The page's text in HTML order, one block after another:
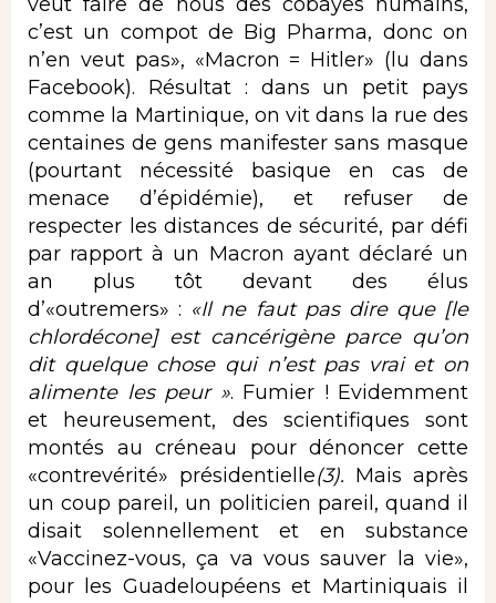
c’est un compot de Big Pharma, donc on
n’en veut pas», «Macron = Hitler» (lu dans
Facebook). Résultat : dans un petit pays
comme la Martinique, on vit dans la rue des
centaines de gens manifester sans masque
(pourtant nécessité basique en cas de
menace d’épidémie), et refuser de
respecter les distances de sécurité, par défi
par rapport à un Macron ayant déclaré un
an plus tôt devant des élus
d’«outremers» : «Il ne faut pas dire que [le
chlordécone] est cancérigène parce qu’on
dit quelque chose qui n’est pas vrai et on
alimente les peur ». Fumier ! Evidemment
et heureusement, des scientifiques sont
montés au créneau pour dénoncer cette
«contrevérité» présidentielle(3). Mais après
un coup pareil, un politicien pareil, quand il
disait solennellement et en substance
«Vaccinez-vous, ça va vous sauver la vie»,
pour les Guadeloupéens et Martiniquais il